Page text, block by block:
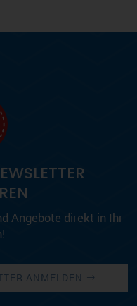
Angebote direkt in Ihr
ANMELDEN